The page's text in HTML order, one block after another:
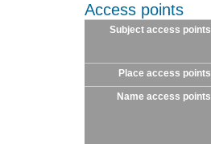
Access points
Subject access points
Place access points
Name access points